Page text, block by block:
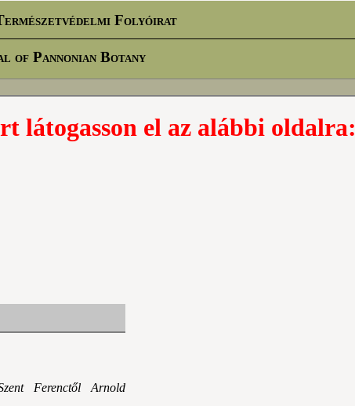
Folyóirat
of Pannonian Botany
látogasson el az alábbi oldalra:
Ferenctől Arnold